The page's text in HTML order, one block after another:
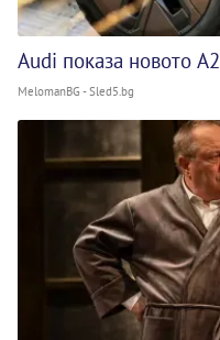
Audi показа новото A2
MelomanBG - Sled5.bg